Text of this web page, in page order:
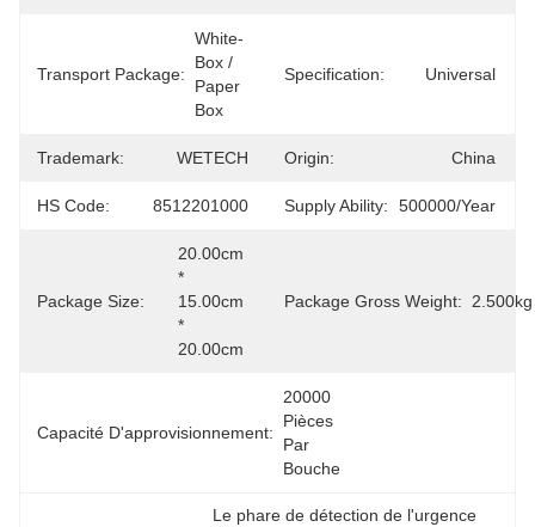
Transport Package:
White-
Box /
Paper
Box
Specification: Universal
Trademark: WETECH Origin: China
HS Code: 8512201000 Supply Ability: 500000/Year
Package Size:
20.00cm
*
15.00cm
*
20.00cm
Package Gross Weight: 2.500kg
Capacité D'approvisionnement:
20000
Pièces
Par
Bouche
Le phare de détection de l'urgence